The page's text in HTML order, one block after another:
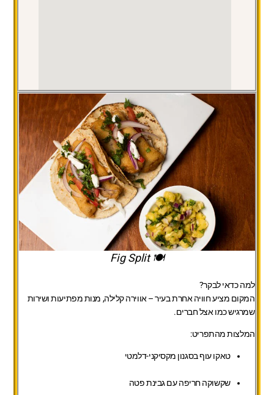
🍽 Fig Split
למה כדאי לבקר?
המקום מציע חוויה אחרת בעיר – אווירה קלילה, מנות מפתיעות ושירות
שמרגיש כמו אצל חברים.
המלצות מהתפריט:
טאקו עוף בסגנון מקסיקני-דלמטי
שקשוקה חריפה עם גבינת פטה